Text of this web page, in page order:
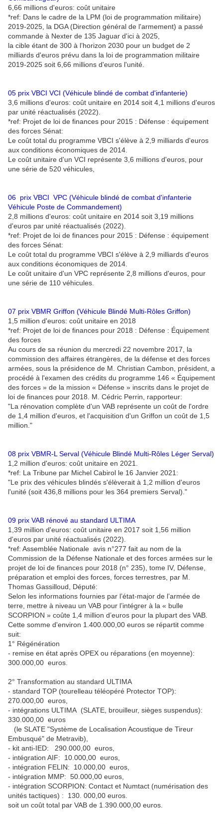
6,66 millions d'euros: coût unitaire
*ref: Dans le cadre de la LPM (loi de programmation militaire)
2019-2025, la DGA (Direction général de l'armement) a passé
commande à Nexter de 135 Jaguar d'ici à 2025,
la cible étant de 300 à l’horizon 2030 pour un budget de 2
milliards d'euros prévu dans la loi de programmation militaire
2019-2025 soit 6,66 millions d'euros l'unité.
05 prix VBCI VCI (Véhicule blindé de combat d'infanterie)
3,6 millions d'euros: coût unitaire en 2014 soit 4,1 millions d'euros
par unité réactualisés (2022).
*ref: Projet de loi de finances pour 2015 : Défense : équipement
des forces Sénat:
Le coût total du programme VBCI s'élève à 2,9 milliards d'euros
aux conditions économiques de 2014.
Le coût unitaire d'un VCI représente 3,6 millions d'euros, pour
une série de 520 véhicules,
06 prix VBCI VPC (Véhicule blindé de combat d'infanterie
Véhicule Poste de Commandement)
2,8 millions d'euros: coût unitaire en 2014 soit 3,19 millions
d'euros par unité réactualisés (2022).
*ref: Projet de loi de finances pour 2015 : Défense : équipement
des forces Sénat:
Le coût total du programme VBCI s'élève à 2,9 milliards d'euros
aux conditions économiques de 2014.
Le coût unitaire d'un VPC représente 2,8 millions d'euros, pour
une série de 110 véhicules.
07 prix VBMR Griffon (Véhicule Blindé Multi-Rôles Griffon)
1,5 million d'euros: coût unitaire en 2018
*ref: Projet de loi de finances pour 2018 : Défense : Équipement
des forces
Au cours de sa réunion du mercredi 22 novembre 2017, la
commission des affaires étrangères, de la défense et des forces
armées, sous la présidence de M. Christian Cambon, président, a
procédé à l'examen des crédits du programme 146 « Équipement
des forces » de la mission « Défense » inscrits dans le projet de
loi de finances pour 2018. M. Cédric Perrin, rapporteur:
"La rénovation complète d'un VAB représente un coût de l'ordre
de 1,4 million d'euros, et l'acquisition d'un Griffon un coût de 1,5
million."
08 prix VBMR-L Serval (Véhicule Blindé Multi-Rôles Léger Serval)
1,2 million d'euros: coût unitaire en 2021.
*ref: La Tribune par Michel Cabirol le 16 Janvier 2021:
"Le prix des véhicules blindés s'élèverait à 1,2 million d'euros
l'unité (soit 436,8 millions pour les 364 premiers Serval)."
09 prix VAB rénové au standard ULTIMA
1,39 million d'euros: coût unitaire en 2017 soit 1,56 million
d'euros par unité réactualisés (2022).
*ref: Assemblée Nationale avis n°277 fait au nom de la
Commission de la Défense Nationale et des forces armées sur le
projet de loi de finances pour 2018 (n° 235), tome IV, Défense,
préparation et emploi des forces, forces terrestres, par M.
Thomas Gassilloud, Député:
Selon les informations fournies par l’état-major de l’armée de
terre, mettre à niveau un VAB pour l’intégrer à la « bulle
SCORPION » coûte 1,4 million d’euros pour la plupart des VAB.
Cette somme d'environ 1.400.000,00 euros se répartit comme
suit:
1° Régénération
- remise en état après OPEX ou réparations (en moyenne):
300.000,00 euros.
2° Transformation au standard ULTIMA
- standard TOP (tourelleau téléopéré Protector TOP):
270.000,00 euros,
- intégrations ULTIMA (SLATE, brouilleur, sièges suspendus):
330.000,00 euros
(le SLATE "Système de Localisation Acoustique de Tireur
Embusqué" de Metravib),
- kit anti-IED: 290.000,00 euros,
- intégration AIF: 10.000,00 euros,
- intégration FELIN: 10.000,00 euros,
- intégration MMP: 50.000,00 euros,
- intégration SCORPION: Contact et Numtact (numérisation des
unités tactiques) : 130. 000,00 euros.
soit un coût total par VAB de 1.390.000,00 euros.